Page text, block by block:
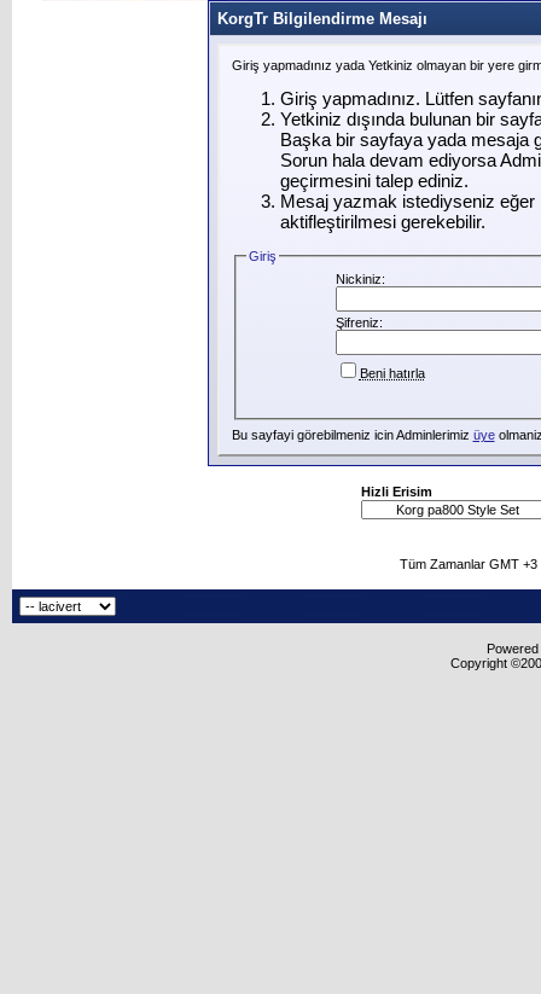
KorgTr Bilgilendirme Mesajı
Giriş yapmadınız yada Yetkiniz olmayan bir yere
Giriş yapmadınız. Lütfen
Yetkiniz dışında bulunan bir
Başka bir sayfaya yada mesaja
Sorun hala devam ediyorsa
geçirmesini talep ediniz.
Mesaj yazmak istediyseniz eğer
aktifleştirilmesi gerekebilir.
Giriş
Nickiniz:
Şifreniz:
Beni hatırla
Bu sayfayi görebilmeniz icin Adminlerimiz üye
Hizli Erisim
Tüm Zamanlar GMT
Copyright